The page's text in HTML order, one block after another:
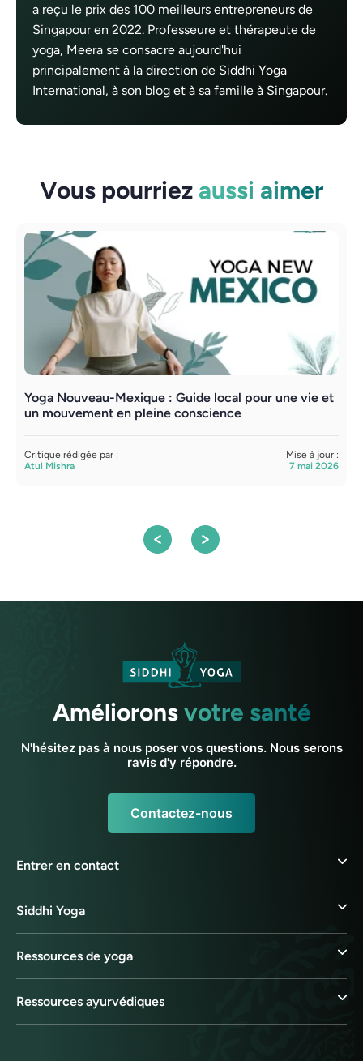
a reçu le prix des 100 meilleurs entrepreneurs de
Singapour en 2022. Professeure et thérapeute de
yoga, Meera se consacre aujourd'hui
principalement à la direction de Siddhi Yoga
International, à son blog et à sa famille à Singapour.
Vous pourriez aussi aimer
Yoga Nouveau-Mexique : Guide local pour une vie et
un mouvement en pleine conscience
Critique rédigée par :
Atul Mishra
Mise à jour :
7 mai 2026
Amélioronsvotre santé
N'hésitez pas à nous poser vos questions. Nous serons
ravis d'y répondre.
Contactez-nous
Entrer en contact
Siddhi Yoga
Ressources de yoga
Ressources ayurvédiques